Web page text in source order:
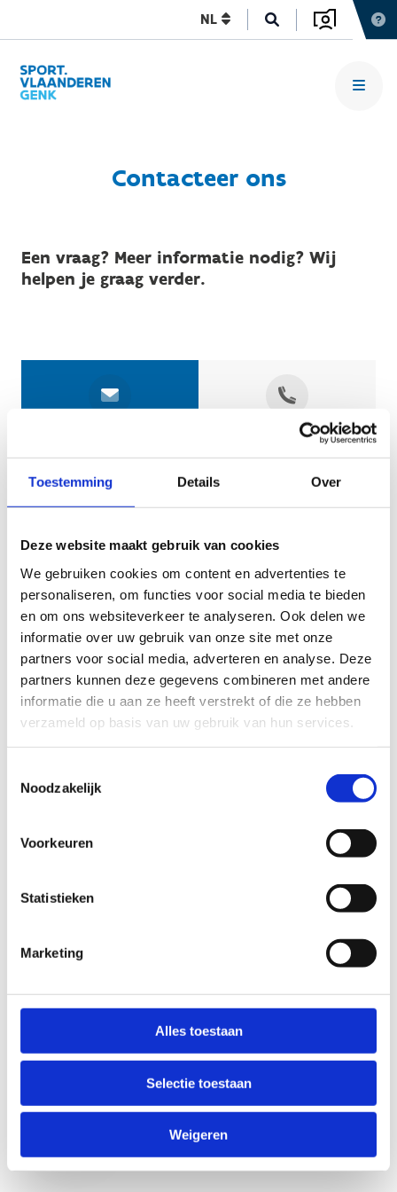
Toestemming Details Over
Deze website maakt gebruik van cookies
We gebruiken cookies om content en advertenties te
personaliseren, om functies voor social media te bieden
en om ons websiteverkeer te analyseren. Ook delen we
informatie over uw gebruik van onze site met onze
partners voor social media, adverteren en analyse. Deze
partners kunnen deze gegevens combineren met andere
informatie die u aan ze heeft verstrekt of die ze hebben
verzameld op basis van uw gebruik van hun services.
Noodzakelijk
Voorkeuren
Statistieken
Marketing
Alles toestaan
Selectie toestaan
Weigeren
NL
Contacteer ons
Een vraag? Meer informatie nodig? Wij
helpen je graag verder.
Geef aan tot welk domein jouw vraag behoort
KIES EEN DOMEIN
Jouw vraag
Anti-Robot Verification
Click to start verification
Verzend